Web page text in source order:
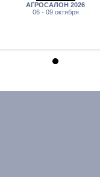
АГРОСАЛОН 2026
06 - 09 октября